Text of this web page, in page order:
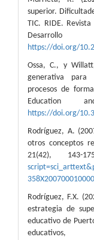
superior.
TIC. RIDE.
Desarrollo
https://doi.org/
Ossa, C., y
generativa para
procesos de
Education
https://doi.org/
Rodríguez, A.
otros conceptos
21(42), 143-
Rodríguez, F.X.
estrategia de
educativo de